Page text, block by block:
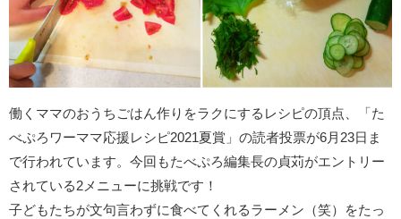
働くママのおうちごはん作りをラクにするレシピの頂点、「た
べぷろワーママ応援レシピ2021夏賞」の読者投票が6月23日ま
で行われています。今回もたべぷろ編集長の貞苅がエントリー
されている2メニューに挑戦です！
子どもたちが文句言わずに食べてくれるラーメン（笑）をたっ